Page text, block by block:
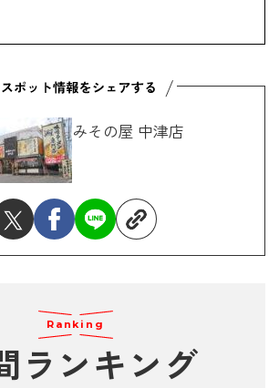
みその屋 中津店
Ranking
ランキング